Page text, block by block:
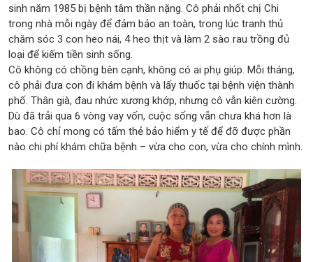
sinh năm 1985 bị bệnh tâm thần nặng. Cô phải nhốt chị Chi
trong nhà mỗi ngày để đảm bảo an toàn, trong lúc tranh thủ
chăm sóc 3 con heo nái, 4 heo thịt và làm 2 sào rau trồng đủ
loại để kiếm tiền sinh sống.
Cô không có chồng bên cạnh, không có ai phụ giúp. Mỗi tháng,
cô phải đưa con đi khám bệnh và lấy thuốc tại bệnh viện thành
phố. Thân già, đau nhức xương khớp, nhưng cô vẫn kiên cường.
Dù đã trải qua 6 vòng vay vốn, cuộc sống vẫn chưa khá hơn là
bao. Cô chỉ mong có tấm thẻ bảo hiểm y tế để đỡ được phần
nào chi phí khám chữa bệnh – vừa cho con, vừa cho chính mình.